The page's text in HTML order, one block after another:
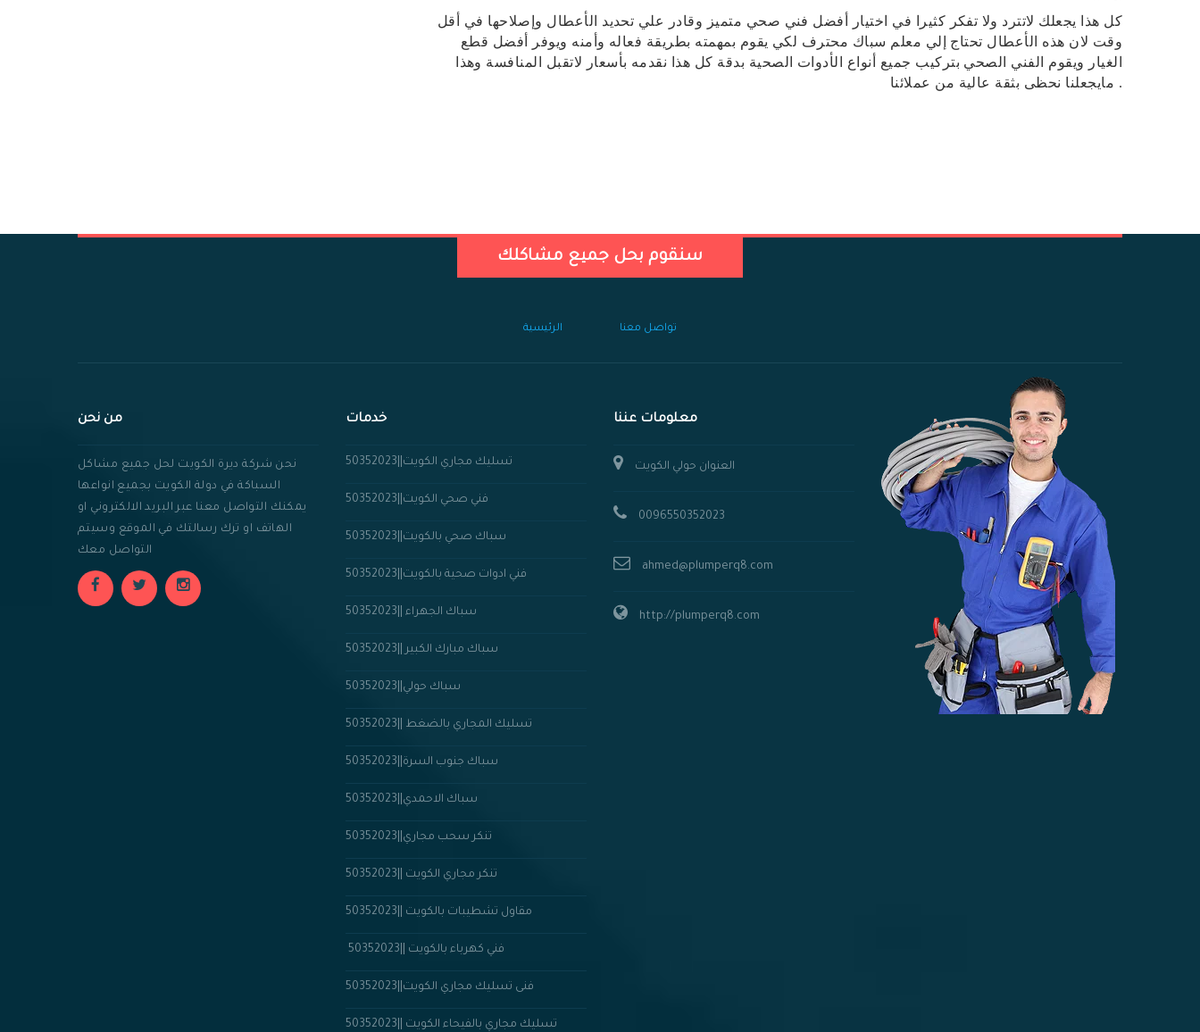
كل هذا يجعلك لاتترد ولا تفكر كثيرا في اختيار أفضل فني صحي متميز وقادر علي تحديد الأعطال وإصلاحها في أقل
وقت لان هذه الأعطال تحتاج إلي معلم سباك محترف لكي يقوم بمهمته بطريقة فعاله وأمنه ويوفر أفضل قطع
الغيار ويقوم الفني الصحي بتركيب جميع أنواع الأدوات الصحية بدقة كل هذا نقدمه بأسعار لاتقبل المنافسة وهذا
مايجعلنا نحظى بثقة عالية من عملائنا .
سنقوم بحل جميع مشاكلك
الرئيسية تواصل معنا
من نحن
نحن شركة ديرة الكويت لحل جميع مشاكل
السباكة في دولة الكويت بجميع انواعها
يمكنك التواصل معنا عبر البريد الالكتروني او
الهاتف او ترك رسالتك في الموقع وسيتم
التواصل معك
خدمات
تسليك مجاري الكويت||50352023
فني صحي الكويت||50352023
سباك صحي بالكويت||50352023
فني ادوات صحية بالكويت||50352023
سباك الجهراء ||50352023
سباك مبارك الكبير ||50352023
سباك حولي||50352023
تسليك المجاري بالضغط ||50352023
سباك جنوب السرة||50352023
سباك الاحمدي||50352023
تنكر سحب مجاري||50352023
تنكر مجاري الكويت ||50352023
مقاول تشطيبات بالكويت ||50352023
فني كهرباء بالكويت ||50352023
فنى تسليك مجاري الكويت||50352023
تسليك مجاري بالفيحاء الكويت ||50352023
معلومات عننا
العنوان حولي الكويت
0096550352023
ahmed@plumperq8.com
http://plumperq8.com